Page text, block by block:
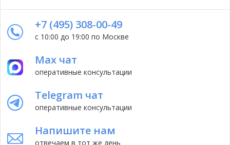
+7 (495) 308-00-49
с 10:00 до 19:00 по Москве
Max чат
оперативные консультации
Telegram чат
оперативные консультации
Напишите нам
отвечаем в тот же день